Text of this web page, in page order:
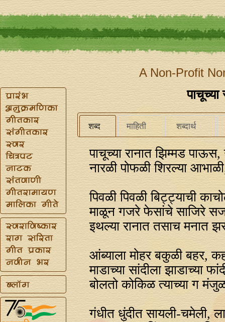
A Non-Profit
पाचूच्या
शब्द माहिती शब्दार्थ
पाचूच्या रानात झिम्मड
नारळी पोफळी शिरल्या
पिवळी पिवळी बिट्ट्याची
माळून गजरे फेसांचे साजिरे
इथल्या रानात तसाच मनात
आंब्याला मोहर बकुळी बहर,
माडाच्या सांदीला झाडाच्या
बोलतो कोकिळ त्याच्या ग मंजुळ
गंधीत धुंदीत सायली-चमेली,